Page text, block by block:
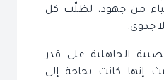
من جهود، لظلّت كل
جدوى.
الجاهلية على قدر
إنها كانت بحاجة إلى